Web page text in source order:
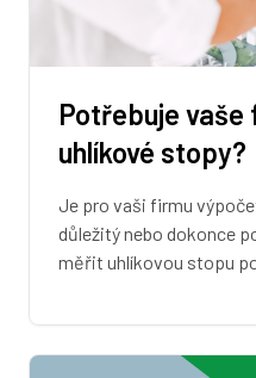
Potřebuje
uhlíkové stopy?
Je pro vaši firmu
důležitý nebo dokonce
měřit uhlíkovou stopu